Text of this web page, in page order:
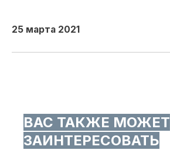
25 марта 2021
ВАС ТАКЖЕ МОЖЕТ
ЗАИНТЕРЕСОВАТЬ